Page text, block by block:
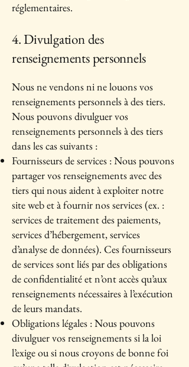
réglementaires.
4. Divulgation des
renseignements personnels
Nous ne vendons ni ne louons vos
renseignements personnels à des tiers.
Nous pouvons divulguer vos
renseignements personnels à des tiers
dans les cas suivants :
Fournisseurs de services : Nous pouvons
partager vos renseignements avec des
tiers qui nous aident à exploiter notre
site web et à fournir nos services (ex. :
services de traitement des paiements,
services d’hébergement, services
d’analyse de données). Ces fournisseurs
de services sont liés par des obligations
de confidentialité et n’ont accès qu’aux
renseignements nécessaires à l’exécution
de leurs mandats.
Obligations légales : Nous pouvons
divulguer vos renseignements si la loi
l’exige ou si nous croyons de bonne foi